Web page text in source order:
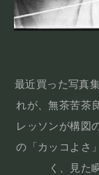
最近買った写真
れが、無茶苦茶
レッソンが構図
の「カッコよさ
く、見た